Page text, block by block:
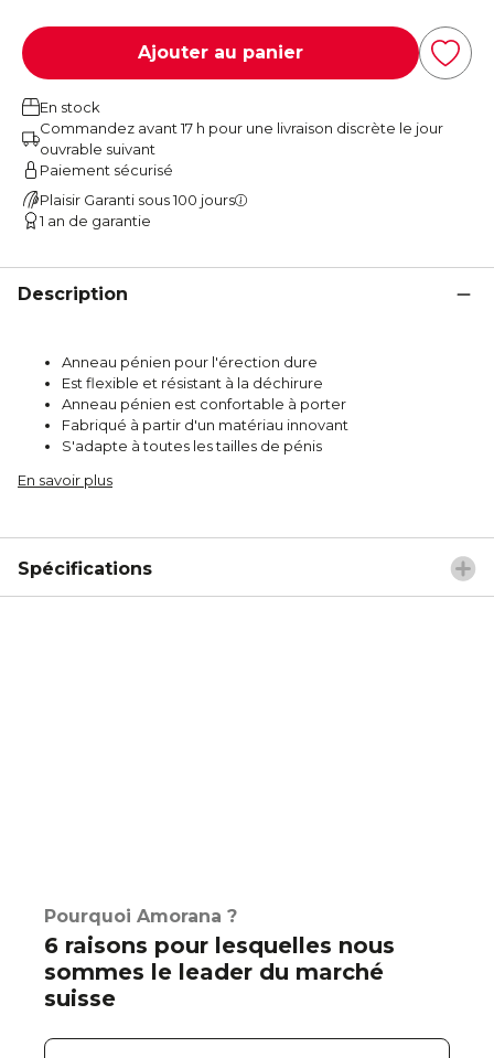
Ajouter au panier
En stock
Commandez avant 17 h pour une livraison discrète le jour
ouvrable suivant
Paiement sécurisé
Plaisir Garanti sous 100 jours
1 an de garantie
Description
Anneau pénien pour l'érection dure
Est flexible et résistant à la déchirure
Anneau pénien est confortable à porter
Fabriqué à partir d'un matériau innovant
S'adapte à toutes les tailles de pénis
En savoir plus
Spécifications
Pourquoi Amorana ?
6 raisons pour lesquelles nous
sommes le leader du marché
suisse